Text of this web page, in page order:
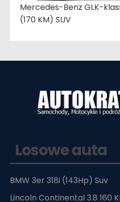
Mercedes-Benz GLK-
(170 KM) SUV
Losowe auta
BMW 3er 318i (143Hp) Suv
Lincoln Continental 3.8 160